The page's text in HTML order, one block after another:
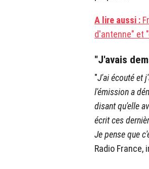
A lire aussi :
d'antenne" et
"J'avais
"J'ai écouté et
l'émission a
disant qu'elle
écrit ces
Je pense que
Radio France,